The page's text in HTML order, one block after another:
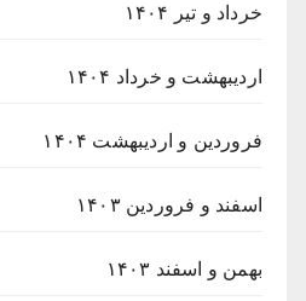
خرداد و تیر ۱۴۰۴
اردیبهشت و خرداد ۱۴۰۴
فروردین و اردیبهشت ۱۴۰۴
اسفند و فروردین ۱۴۰۳
بهمن و اسفند ۱۴۰۳